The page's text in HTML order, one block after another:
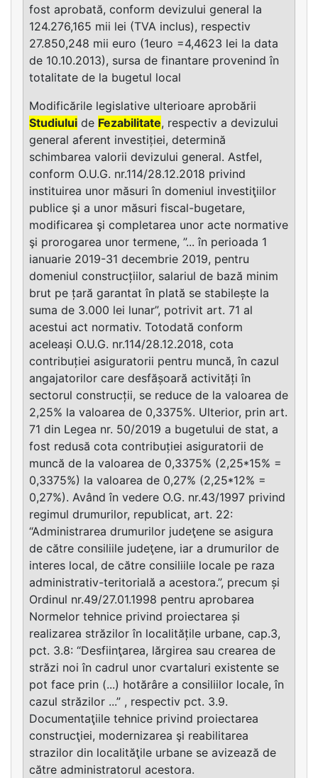
fost aprobată, conform devizului general la
124.276,165 mii lei (TVA inclus), respectiv
27.850,248 mii euro (1euro =4,4623 lei la data
de 10.10.2013), sursa de finantare provenind în
totalitate de la bugetul local
Modificările legislative ulterioare aprobării
Studiului de Fezabilitate, respectiv a devizului
general aferent investiției, determină
schimbarea valorii devizului general. Astfel,
conform O.U.G. nr.114/28.12.2018 privind
instituirea unor măsuri în domeniul investiţiilor
publice şi a unor măsuri fiscal-bugetare,
modificarea şi completarea unor acte normative
şi prorogarea unor termene, ”... în perioada 1
ianuarie 2019-31 decembrie 2019, pentru
domeniul construcțiilor, salariul de bază minim
brut pe țară garantat în plată se stabilește la
suma de 3.000 lei lunar”, potrivit art. 71 al
acestui act normativ. Totodată conform
aceleași O.U.G. nr.114/28.12.2018, cota
contribuției asiguratorii pentru muncă, în cazul
angajatorilor care desfășoară activități în
sectorul construcții, se reduce de la valoarea de
2,25% la valoarea de 0,3375%. Ulterior, prin art.
71 din Legea nr. 50/2019 a bugetului de stat, a
fost redusă cota contribuției asiguratorii de
muncă de la valoarea de 0,3375% (2,25*15% =
0,3375%) la valoarea de 0,27% (2,25*12% =
0,27%). Având în vedere O.G. nr.43/1997 privind
regimul drumurilor, republicat, art. 22:
“Administrarea drumurilor judeţene se asigura
de către consiliile judeţene, iar a drumurilor de
interes local, de către consiliile locale pe raza
administrativ-teritorială a acestora.”, precum și
Ordinul nr.49/27.01.1998 pentru aprobarea
Normelor tehnice privind proiectarea și
realizarea străzilor în localitățile urbane, cap.3,
pct. 3.8: “Desfiinţarea, lărgirea sau crearea de
străzi noi în cadrul unor cvartaluri existente se
pot face prin (...) hotărâre a consiliilor locale, în
cazul străzilor ...” , respectiv pct. 3.9.
Documentaţiile tehnice privind proiectarea
construcţiei, modernizarea şi reabilitarea
strazilor din localităţile urbane se avizează de
către administratorul acestora.